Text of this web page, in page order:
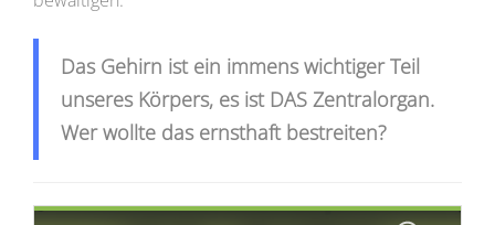
Das Gehirn ist ein immens wichtiger Teil
unseres Körpers, es ist DAS Zentralorgan.
Wer wollte das ernsthaft bestreiten?